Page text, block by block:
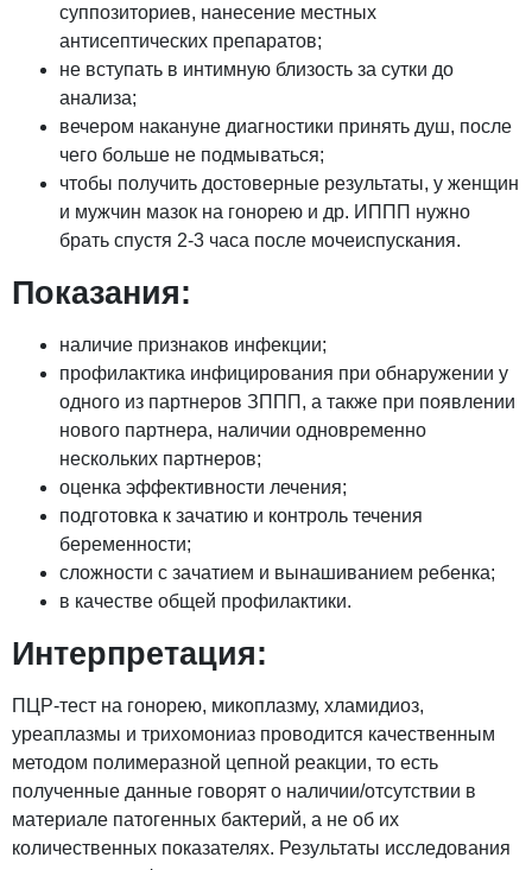
суппозиториев, нанесение местных
антисептических препаратов;
не вступать в интимную близость за сутки до
анализа;
вечером накануне диагностики принять душ, после
чего больше не подмываться;
чтобы получить достоверные результаты, у женщин
и мужчин мазок на гонорею и др. ИППП нужно
брать спустя 2-3 часа после мочеиспускания.
Показания:
наличие признаков инфекции;
профилактика инфицирования при обнаружении у
одного из партнеров ЗППП, а также при появлении
нового партнера, наличии одновременно
нескольких партнеров;
оценка эффективности лечения;
подготовка к зачатию и контроль течения
беременности;
сложности с зачатием и вынашиванием ребенка;
в качестве общей профилактики.
Интерпретация:
ПЦР-тест на гонорею, микоплазму, хламидиоз,
уреаплазмы и трихомониаз проводится качественным
методом полимеразной цепной реакции, то есть
полученные данные говорят о наличии/отсутствии в
материале патогенных бактерий, а не об их
количественных показателях. Результаты исследования